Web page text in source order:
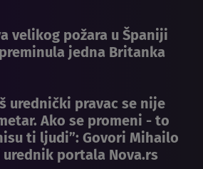
velikog požara u Španiji
jedna Britanka
urednički pravac se nije
Ako se promeni - to
ti ljudi”: Govori Mihailo
urednik portala Nova.rs